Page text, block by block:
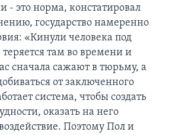
- это норма, констатировал
государство намеренно
«Кинули человека под
теряется там во времени и
сначала сажают в тюрьму, а
от заключенного
система, чтобы создать
оказать на него
Поэтому Пол и